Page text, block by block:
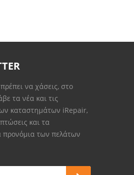
να χάσεις, στο
τα νέα και τις
καταστημάτων iRepair,
και τα
προνόμια των πελάτων